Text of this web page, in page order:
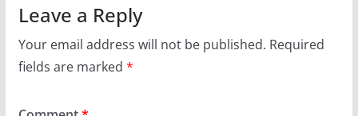
Leave a Reply
Your email address will not be published. Required
fields are marked *